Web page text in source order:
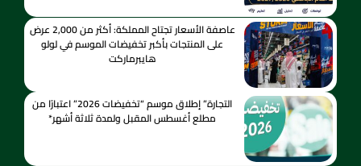
عاصفة الأسعار تجتاح المملكة: أكثر من 2,000 عرض
على المنتجات بأكبر تخفيضات الموسم في لولو
هايبرماركت
التجارة” إطلاق موسم “تخفيضات 2026” اعتبارًا من
مطلع أغسطس المقبل ولمدة ثلاثة أشهر*